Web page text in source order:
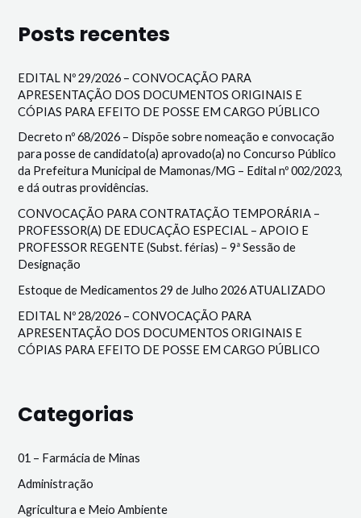
Posts recentes
EDITAL Nº 29/2026 – CONVOCAÇÃO PARA
APRESENTAÇÃO DOS DOCUMENTOS ORIGINAIS E
CÓPIAS PARA EFEITO DE POSSE EM CARGO PÚBLICO
Decreto nº 68/2026 – Dispõe sobre nomeação e convocação
para posse de candidato(a) aprovado(a) no Concurso Público
da Prefeitura Municipal de Mamonas/MG – Edital nº 002/2023,
e dá outras providências.
CONVOCAÇÃO PARA CONTRATAÇÃO TEMPORÁRIA –
PROFESSOR(A) DE EDUCAÇÃO ESPECIAL – APOIO E
PROFESSOR REGENTE (Subst. férias) – 9ª Sessão de
Designação
Estoque de Medicamentos 29 de Julho 2026 ATUALIZADO
EDITAL Nº 28/2026 – CONVOCAÇÃO PARA
APRESENTAÇÃO DOS DOCUMENTOS ORIGINAIS E
CÓPIAS PARA EFEITO DE POSSE EM CARGO PÚBLICO
Categorias
01 – Farmácia de Minas
Administração
Agricultura e Meio Ambiente